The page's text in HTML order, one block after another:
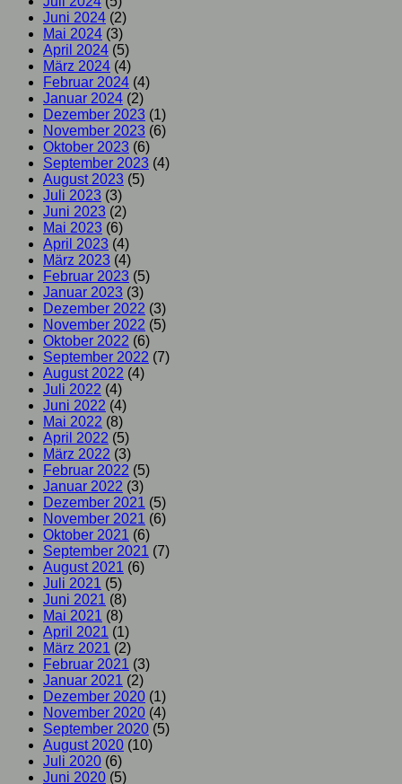
Juni 2024 (2)
Mai 2024 (3)
April 2024 (5)
März 2024 (4)
Februar 2024 (4)
Januar 2024 (2)
Dezember 2023 (1)
November 2023 (6)
Oktober 2023 (6)
September 2023 (4)
August 2023 (5)
Juli 2023 (3)
Juni 2023 (2)
Mai 2023 (6)
April 2023 (4)
März 2023 (4)
Februar 2023 (5)
Januar 2023 (3)
Dezember 2022 (3)
November 2022 (5)
Oktober 2022 (6)
September 2022 (7)
August 2022 (4)
Juli 2022 (4)
Juni 2022 (4)
Mai 2022 (8)
April 2022 (5)
März 2022 (3)
Februar 2022 (5)
Januar 2022 (3)
Dezember 2021 (5)
November 2021 (6)
Oktober 2021 (6)
September 2021 (7)
August 2021 (6)
Juli 2021 (5)
Juni 2021 (8)
Mai 2021 (8)
April 2021 (1)
März 2021 (2)
Februar 2021 (3)
Januar 2021 (2)
Dezember 2020 (1)
November 2020 (4)
September 2020 (5)
August 2020 (10)
Juli 2020 (6)
Juni 2020 (5)